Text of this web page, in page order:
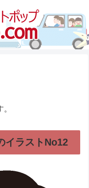
イラストNo12